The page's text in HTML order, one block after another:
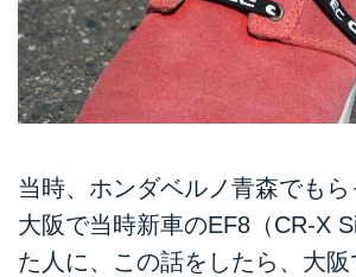
当時、ホンダベルノ青森でもら
大阪で当時新車のEF8（CR-X
た人に、この話をしたら、大